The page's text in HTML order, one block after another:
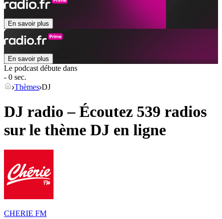
En savoir plus
En savoir plus
Le podcast débute dans
- 0 sec.
Thèmes DJ
DJ radio – Écoutez 539 radios
sur le thème DJ en ligne
CHERIE FM